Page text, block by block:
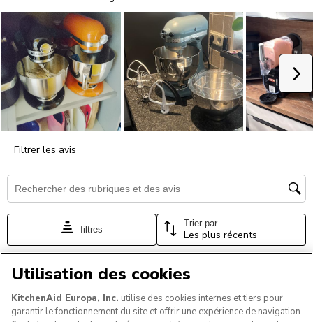
Utilisation des cookies
KitchenAid Europa, Inc. utilise des cookies internes et tiers pour
garantir le fonctionnement du site et offrir une expérience de navigation